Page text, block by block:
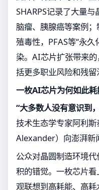
SHARPS记录了大量与
脑瘤、胰腺癌等案例
殖毒性，PFAS等“永
染。AI芯片扩张带来
括更多职业风险和残留
一枚AI芯片为何如此耗
“大多数人没有意识到
技术生态学专家阿利
Alexander）向澎湃新
公众对晶圆制造环境
积的错觉。一枚芯片
观联想到高耗能、高